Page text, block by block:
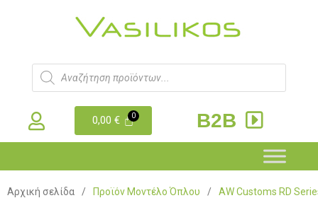
0,00€ B2B
Αρχική σελίδα / Προϊόν Μοντέλο Όπλου / AW Customs RD